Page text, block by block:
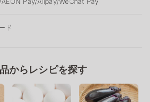
ド
からレシピを探す